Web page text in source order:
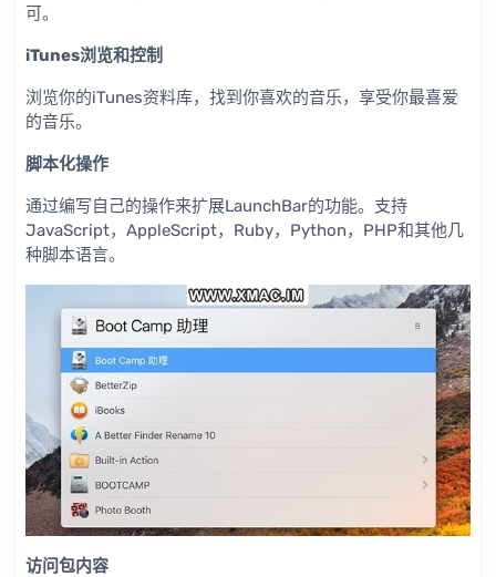
可。
iTunes浏览和控制
浏览你的iTunes资料库，找到你喜欢的音乐，享受你最喜爱
的音乐。
脚本化操作
通过编写自己的操作来扩展LaunchBar的功能。支持
JavaScript，AppleScript，Ruby，Python，PHP和其他几
种脚本语言。
访问包内容